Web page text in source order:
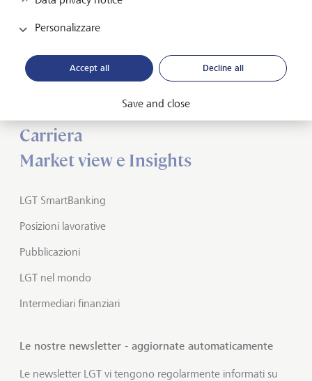
Informazioni su LGT
Private banking
Carriera
Market view e Insights
LGT SmartBanking
Posizioni lavorative
Pubblicazioni
LGT nel mondo
Intermediari finanziari
Le nostre newsletter - aggiornate automaticamente
Le newsletter LGT vi tengono regolarmente informati su
Personalizzare
Accept all Decline all
Save and close